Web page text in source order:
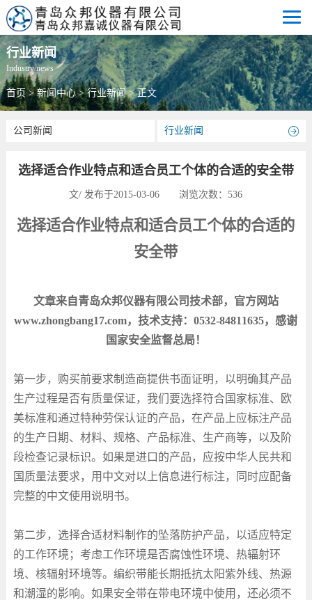
行业新闻
Industry news
首页>新闻中心>行业新闻> 正文
公司新闻 行业新闻
选择适合作业特点和适合员工个体的合适的安全带
文/ 发布于2015-03-06 浏览次数：536
选择适合作业特点和适合员工个体的合适的
安全带
文章来自青岛众邦仪器有限公司技术部，官方网站
www.zhongbang17.com，技术支持：0532-84811635，感谢
国家安全监督总局！
第一步，购买前要求制造商提供书面证明，以明确其产品
生产过程是否有质量保证，我们要选择符合国家标准、欧
美标准和通过特种劳保认证的产品，在产品上应标注产品
的生产日期、材料、规格、产品标准、生产商等，以及阶
段检查记录标识。如果是进口的产品，应按中华人民共和
国质量法要求，用中文对以上信息进行标注，同时应配备
完整的中文使用说明书。
第二步，选择合适材料制作的坠落防护产品，以适应特定
的工作环境；考虑工作环境是否腐蚀性环境、热辐射环
境、核辐射环境等。编织带能长期抵抗太阳紫外线、热源
和潮湿的影响。如果安全带在带电环境中使用，还必须不